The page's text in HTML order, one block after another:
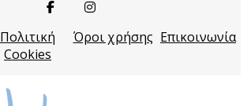
Πολιτική
Cookies
Όροι χρήσης Επικοινωνία